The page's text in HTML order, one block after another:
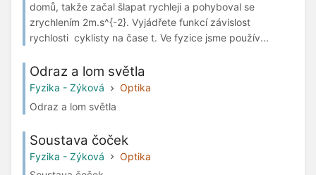
domů, takže začal šlapat rychleji a pohyboval se
zrychlením 2m.s^{-2}. Vyjádřete funkcí závislost
rychlosti cyklisty na čase t. Ve fyzice jsme použív...
Odraz a lom světla
Fyzika - Zýková
Optika
Odraz a lom světla
Soustava čoček
Fyzika - Zýková
Optika